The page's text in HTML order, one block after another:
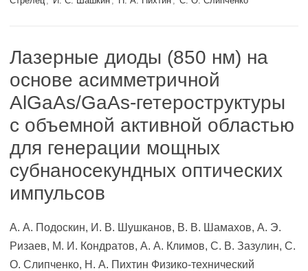
Лазерные диоды (850 нм) на
основе асимметричной
AlGaAs/GaAs-гетероструктуры
с объемной активной областью
для генерации мощных
субнаносекундных оптических
импульсов
А. А. Подоскин, И. В. Шушканов, В. В. Шамахов, А. Э.
Ризаев, М. И. Кондратов, А. А. Климов, С. В. Зазулин, С.
О. Слипченко, Н. А. Пихтин Физико-технический